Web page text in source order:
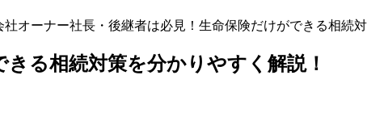
社オーナー社長・後継者は必見！生命保険だけができる相続
る相続対策を分かりやすく解説！